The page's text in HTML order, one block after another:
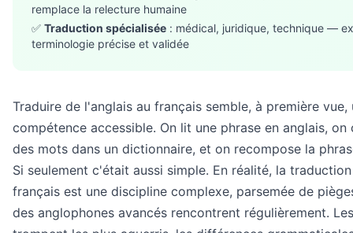
remplace la relecture humaine
✅ Traduction spécialisée : médical, juridique, technique —
terminologie précise et validée
Traduire de l'anglais au français semble, à première vue,
compétence accessible. On lit une phrase en anglais, on
des mots dans un dictionnaire, et on recompose la
Si seulement c'était aussi simple. En réalité, la
français est une discipline complexe, parsemée de
des anglophones avancés rencontrent régulièrement.